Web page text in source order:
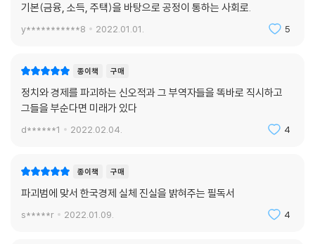
기본(금융, 소득, 주택)을 바탕으로 공정이 통하는 사회로.
y***********8 2022.01.01. 5
종이책 구매
정치와 경제를 파괴하는 신오적과 그 부역자들을 똑바로 직시하고
그들을 부순다면 미래가 있다
d******1 2022.02.04. 4
종이책 구매
파괴범에 맞서 한국경제 실체 진실을 밝혀주는 필독서
s*****r 2022.01.09. 4